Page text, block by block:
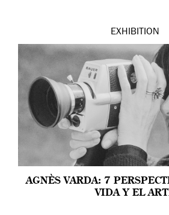
EXHIBITION
AGNÈS VARDA: 7
VIDA Y EL